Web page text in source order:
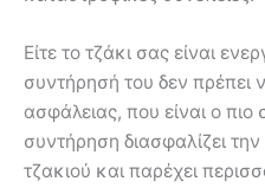
Είτε το τζάκι σας είναι
συντήρησή του δεν πρέπει
ασφάλειας, που είναι ο
συντήρηση διασφαλίζει
τζακιού και παρέχει